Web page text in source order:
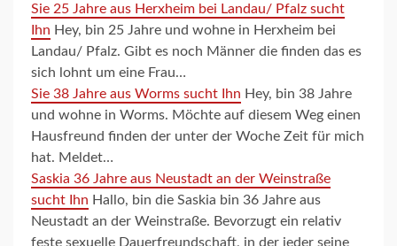
Sie 25 Jahre aus Herxheim bei Landau/ Pfalz sucht
Ihn Hey, bin 25 Jahre und wohne in Herxheim bei
Landau/ Pfalz. Gibt es noch Männer die finden das es
sich lohnt um eine Frau…
Sie 38 Jahre aus Worms sucht Ihn Hey, bin 38 Jahre
und wohne in Worms. Möchte auf diesem Weg einen
Hausfreund finden der unter der Woche Zeit für mich
hat. Meldet…
Saskia 36 Jahre aus Neustadt an der Weinstraße
sucht Ihn Hallo, bin die Saskia bin 36 Jahre aus
Neustadt an der Weinstraße. Bevorzugt ein relativ
feste sexuelle Dauerfreundschaft, in der jeder seine